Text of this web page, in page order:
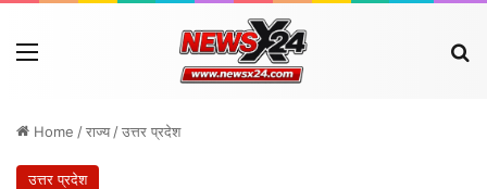
Menu
Home /राज्य /उत्तर प्रदेश
उत्तर प्रदेश